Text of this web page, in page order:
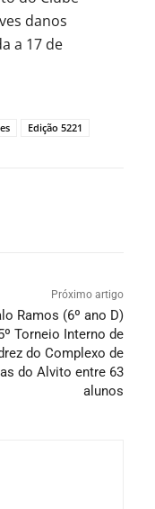
danos
a 17 de
Edição 5221
Próximo artigo
Ramos (6º ano D)
Torneio Interno de
do Complexo de
do Alvito entre 63
alunos